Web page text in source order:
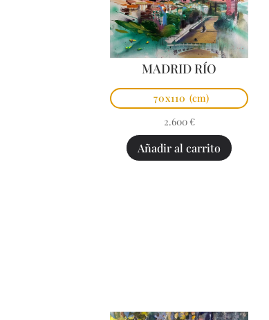
MADRID RÍO
70x110 (cm)
2.600 €
Añadir al carrito